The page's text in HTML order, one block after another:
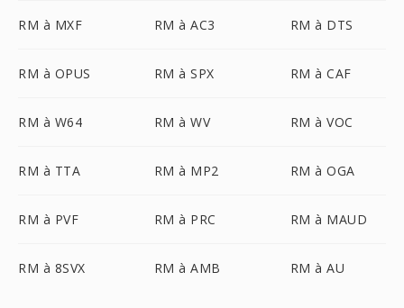
RM à MXF RM à AC3 RM à DTS
RM à OPUS RM à SPX RM à CAF
RM à W64 RM à WV RM à VOC
RM à TTA RM à MP2 RM à OGA
RM à PVF RM à PRC RM à MAUD
RM à 8SVX RM à AMB RM à AU